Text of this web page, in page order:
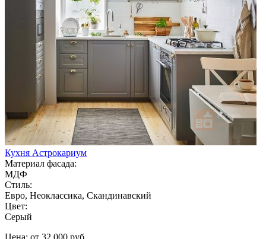
Кухня Астрокариум
Материал фасада:
МДФ
Стиль:
Евро, Неоклассика, Скандинавский
Цвет:
Серый
Цена: от 32 000 руб.